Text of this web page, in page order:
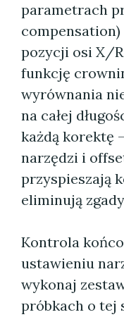
parametrach
pozycji osi X/
funkcję
wyrównania
na całej
każdą korektę
narzędzi i
przyspieszają
eliminują
Kontrola
ustawieniu
wykonaj
próbkach o tej